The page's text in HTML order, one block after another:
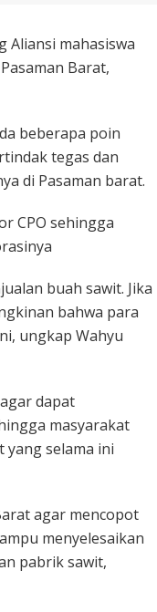
Aliansi mahasiswa
Barat,
beberapa poin
tegas dan
di Pasaman barat.
CPO sehingga
buah sawit. Jika
bahwa para
ungkap Wahyu
dapat
masyarakat
selama ini
agar mencopot
menyelesaikan
pabrik sawit,